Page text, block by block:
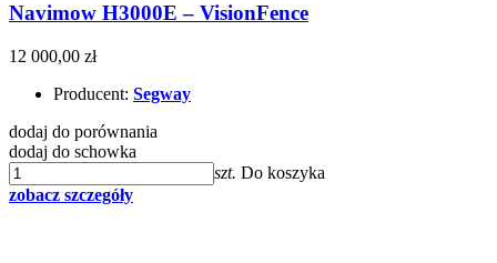
Navimow H3000E – VisionFence
12 000,00 zł
Producent: Segway
dodaj do porównania
dodaj do schowka
szt. Do koszyka
zobacz szczegóły